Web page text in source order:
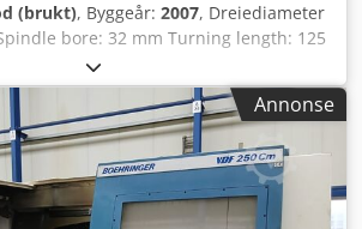
(brukt), Byggeår: 2007, Dreiediameter
bore: 32 mm Turning length: 125
SIEMENS 840 DI V2 Spindle speed:
workpiece length: 150 mm Clamping
rate: 0 - 2,000 mm/min Machine
t Cjdexq Hk Uepfx Abgoha Required
x 2 x 1.9 m The Swiss-type automatic
immediately operational, and is
holders and spare parts. >> Two
Annonse